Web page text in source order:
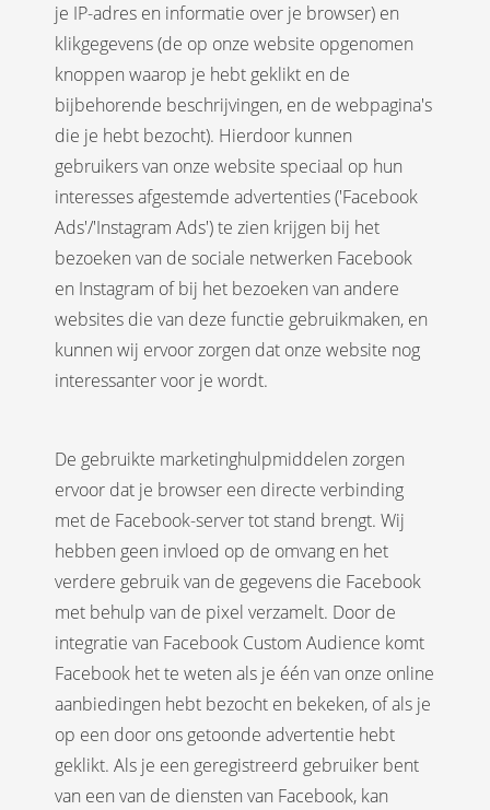
je IP-adres en informatie over je browser) en
klikgegevens (de op onze website opgenomen
knoppen waarop je hebt geklikt en de
bijbehorende beschrijvingen, en de webpagina's
die je hebt bezocht). Hierdoor kunnen
gebruikers van onze website speciaal op hun
interesses afgestemde advertenties ('Facebook
Ads'/'Instagram Ads') te zien krijgen bij het
bezoeken van de sociale netwerken Facebook
en Instagram of bij het bezoeken van andere
websites die van deze functie gebruikmaken, en
kunnen wij ervoor zorgen dat onze website nog
interessanter voor je wordt.
De gebruikte marketinghulpmiddelen zorgen
ervoor dat je browser een directe verbinding
met de Facebook-server tot stand brengt. Wij
hebben geen invloed op de omvang en het
verdere gebruik van de gegevens die Facebook
met behulp van de pixel verzamelt. Door de
integratie van Facebook Custom Audience komt
Facebook het te weten als je één van onze online
aanbiedingen hebt bezocht en bekeken, of als je
op een door ons getoonde advertentie hebt
geklikt. Als je een geregistreerd gebruiker bent
van een van de diensten van Facebook, kan